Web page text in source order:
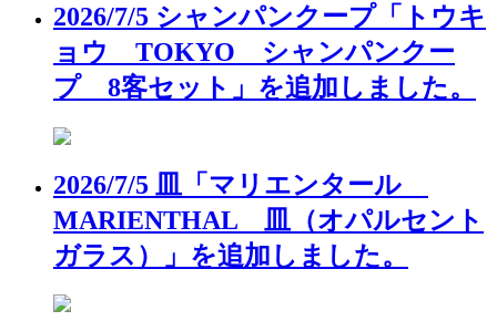
2026/7/5 シャンパンクープ「トウキ
ョウ TOKYO シャンパンクー
プ 8客セット」を追加しました。
2026/7/5 皿「マリエンタール
MARIENTHAL 皿（オパルセント
ガラス）」を追加しました。